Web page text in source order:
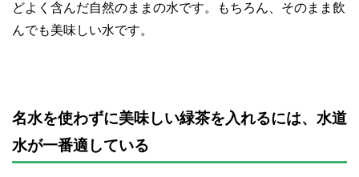
どよく含んだ自然のままの水です。もちろん、そのまま飲
んでも美味しい水です。
名水を使わずに美味しい緑茶を入れるには、水道
水が一番適している